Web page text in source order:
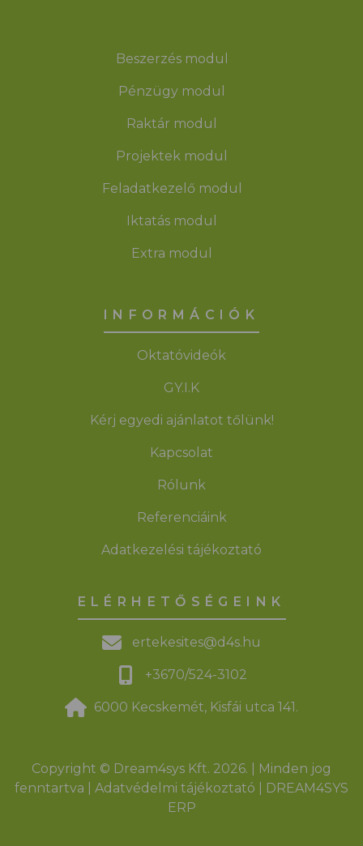
Beszerzés modul
Pénzügy modul
Raktár modul
Projektek modul
Feladatkezelő modul
Iktatás modul
Extra modul
INFORMÁCIÓK
Oktatóvideók
GY.I.K
Kérj egyedi ajánlatot tőlünk!
Kapcsolat
Rólunk
Referenciáink
Adatkezelési tájékoztató
ELÉRHETŐSÉGEINK
ertekesites@d4s.hu
+3670/524-3102
6000 Kecskemét, Kisfái utca 141.
Copyright © Dream4sys Kft. 2026. | Minden jog
fenntartva | Adatvédelmi tájékoztató
DREAM4SYS
ERP